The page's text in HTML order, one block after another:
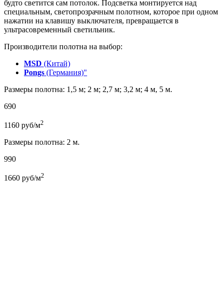
будто светится сам потолок. Подсветка монтируется над
специальным, светопрозрачным полотном, которое при одном
нажатии на клавишу выключателя, превращается в
ультрасовременный светильник.
Производители полотна на выбор:
MSD (Китай)
Pongs (Германия)"
Размеры полотна: 1,5 м; 2 м; 2,7 м; 3,2 м; 4 м, 5 м.
690
1160 руб/м2
Размеры полотна: 2 м.
990
1660 руб/м2